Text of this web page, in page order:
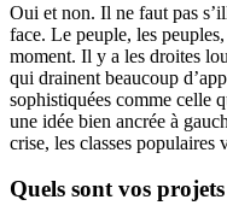
Oui et non. Il ne faut pas
face. Le peuple, les
moment. Il y a les droites
qui drainent beaucoup
sophistiquées comme celle
une idée bien ancrée à
crise, les classes populaires
Quels sont vos